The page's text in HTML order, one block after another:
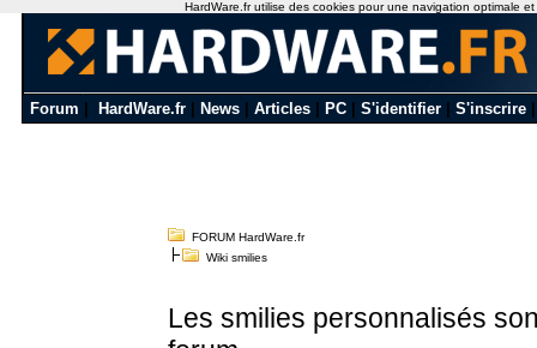
Forum HardWare.fr News Articles PC S'identifier S'inscrire
FORUM HardWare.fr
Wiki smilies
Les smilies personnalisés
HardWare.fr utilise des cookies pour une navigation optimale